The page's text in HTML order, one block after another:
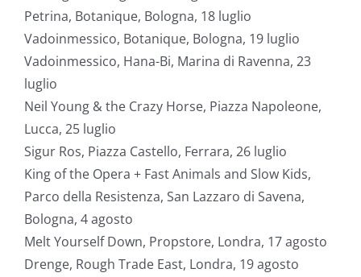
Petrina, Botanique, Bologna, 18 luglio
Vadoinmessico, Botanique, Bologna, 19 luglio
Vadoinmessico, Hana-Bi, Marina di Ravenna, 23
luglio
Neil Young & the Crazy Horse, Piazza Napoleone,
Lucca, 25 luglio
Sigur Ros, Piazza Castello, Ferrara, 26 luglio
King of the Opera + Fast Animals and Slow Kids,
Parco della Resistenza, San Lazzaro di Savena,
Bologna, 4 agosto
Melt Yourself Down, Propstore, Londra, 17 agosto
Drenge, Rough Trade East, Londra, 19 agosto